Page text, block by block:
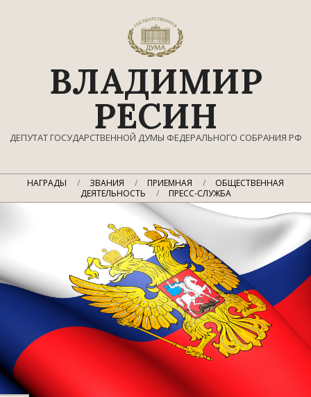
ВЛАДИМИР
РЕСИН
ДЕПУТАТ ГОСУДАРСТВЕННОЙ ДУМЫ ФЕДЕРАЛЬНОГО СОБРАНИЯ РФ
Главное
НАГРАДЫ ЗВАНИЯ ПРИЕМНАЯ
ОБЩЕСТВЕННАЯ
ДЕЯТЕЛЬНОСТЬ
ПРЕСС-СЛУЖБА